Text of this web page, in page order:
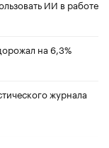
ИИ в работе
на 6,3%
журнала